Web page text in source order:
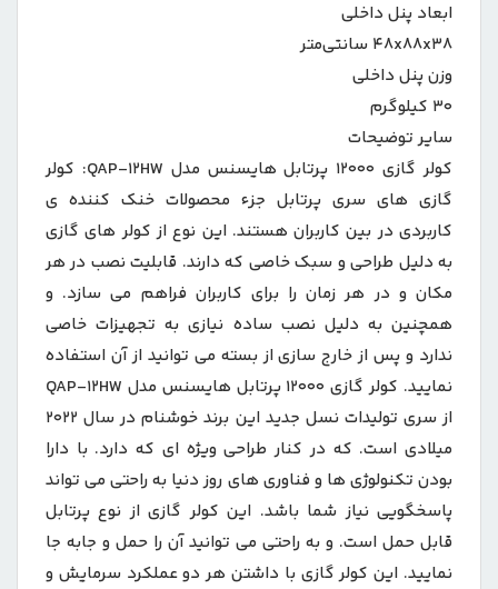
ابعاد پنل داخلی
۴۸x۸۸x۳۸ سانتی‌متر
وزن پنل داخلی
۳۰ کیلوگرم
سایر توضیحات
کولر گازی ۱۲۰۰۰ پرتابل هایسنس مدل QAP-۱۲HW: کولر
گازی های سری پرتابل جزء محصولات خنک کننده ی
کاربردی در بین کاربران هستند. این نوع از کولر های گازی
به دلیل طراحی و سبک خاصی که دارند. قابلیت نصب در هر
مکان و در هر زمان را برای کاربران فراهم می سازد. و
همچنین به دلیل نصب ساده نیازی به تجهیزات خاصی
ندارد و پس از خارج سازی از بسته می توانید از آن استفاده
نمایید. کولر گازی ۱۲۰۰۰ پرتابل هایسنس مدل QAP-۱۲HW
از سری تولیدات نسل جدید این برند خوشنام در سال ۲۰۲۲
میلادی است. که در کنار طراحی ویژه ای که دارد. با دارا
بودن تکنولوژی ها و فناوری های روز دنیا به راحتی می تواند
پاسخگویی نیاز شما باشد. این کولر گازی از نوع پرتابل
قابل حمل است. و به راحتی می توانید آن را حمل و جابه جا
نمایید. این کولر گازی با داشتن هر دو عملکرد سرمایش و